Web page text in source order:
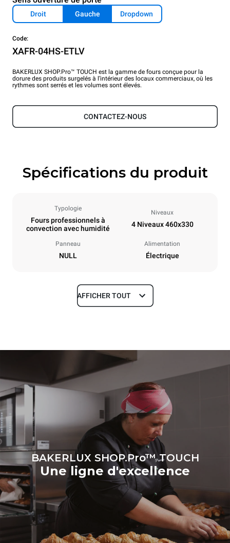
Droit Gauche Dropdown
Code:
XAFR-04HS-ETLV
BAKERLUX SHOP.Pro™ TOUCH est la gamme de fours conçue pour la
dorure des produits surgelés à l’intérieur des locaux commerciaux, où les
rythmes sont serrés et les volumes sont élevés.
CONTACTEZ-NOUS
Spécifications du produit
Typologie
Fours professionnels à
convection avec humidité
Niveaux
4 Niveaux 460x330
Panneau
NULL
Alimentation
Électrique
Dimensions
Caractéristiques de la plaque
4
Taille de la plaque
460x330
Espace entre les plaques
2 in
Alimentation
Tension
240V 1~ / 208V 1~
Énergie électrique
2
Fréquence
AFFICHER TOUT
BAKERLUX SHOP.Pro™ TOUCH
Une ligne d'excellence